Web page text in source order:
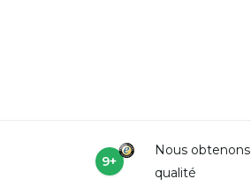
9+
Nous obtenons
qualité